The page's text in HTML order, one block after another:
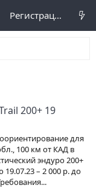
Регистрация
200+ 19
для
100 км от КАД в
эндуро 200+
– 2 000 р. до